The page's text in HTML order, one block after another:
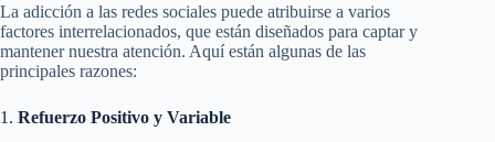
La adicción a las redes sociales puede atribuirse a varios
factores interrelacionados, que están diseñados para captar y
mantener nuestra atención. Aquí están algunas de las
principales razones:
1. Refuerzo Positivo y Variable